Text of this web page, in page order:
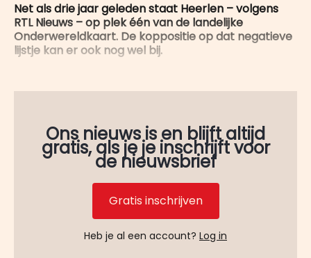
Net als drie jaar geleden staat Heerlen – volgens
RTL Nieuws – op plek één van de landelijke
Onderwereldkaart. De koppositie op dat negatieve
lijstje kan er ook nog wel bij.
Ons nieuws is en blijft altijd
gratis, als je je inschrijft voor
de nieuwsbrief
Gratis inschrijven
Heb je al een account? Log in